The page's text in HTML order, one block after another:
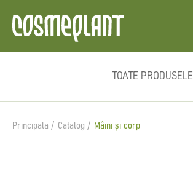
TOATE PRODUSELE
Principala Catalog Mâini și corp